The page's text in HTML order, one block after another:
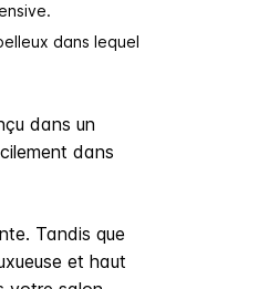
dans lequel
dans un
dans
Tandis que
et haut